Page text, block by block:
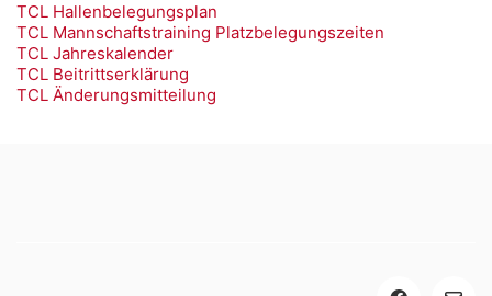
TCL Hallenbelegungsplan
TCL Mannschaftstraining Platzbelegungszeiten
TCL Jahreskalender
TCL Beitrittserklärung
TCL Änderungsmitteilung